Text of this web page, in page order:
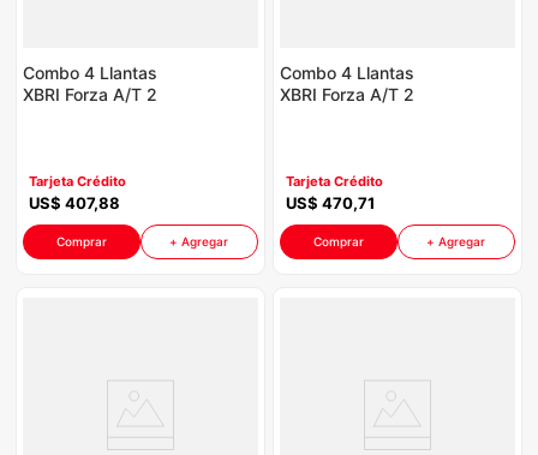
Combo 4 Llantas
XBRI Forza A/T 2
Tarjeta Crédito
US$ 407,88
Comprar + Agregar
Combo 4 Llantas
XBRI Forza A/T 2
Tarjeta Crédito
US$ 470,71
Comprar + Agregar